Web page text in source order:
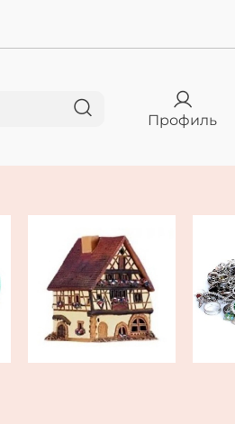
Профиль